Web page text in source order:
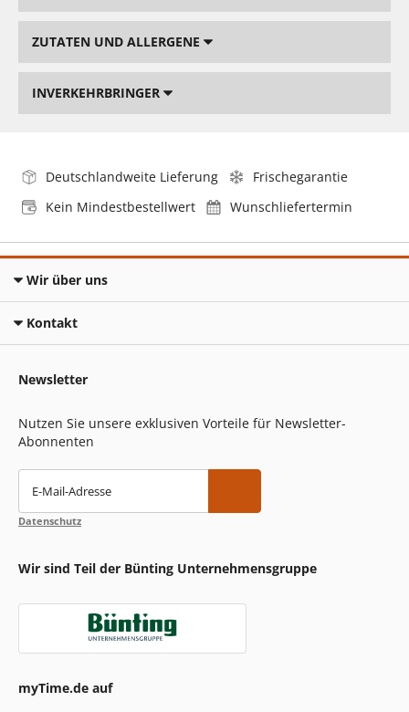
ZUTATEN UND ALLERGENE
INVERKEHRBRINGER
Deutschlandweite Lieferung
Frischegarantie
Kein Mindestbestellwert
Wunschliefertermin
Wir über uns
Kontakt
Newsletter
Nutzen Sie unsere exklusiven Vorteile für Newsletter-
Abonnenten
E-Mail-Adresse
Datenschutz
Wir sind Teil der Bünting Unternehmensgruppe
myTime.de auf